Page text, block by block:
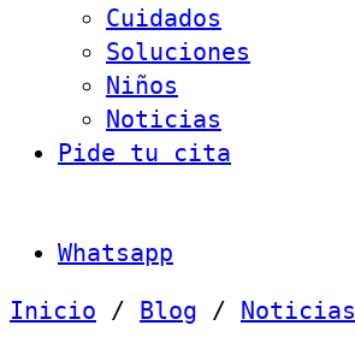
Cuidados
Soluciones
Niños
Noticias
Pide tu cita
Whatsapp
Inicio / Blog / Noticias